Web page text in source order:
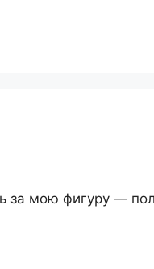
мою фигуру —